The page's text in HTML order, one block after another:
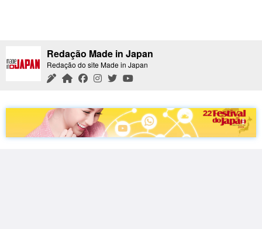
Redação Made in Japan
Redação do site Made in Japan